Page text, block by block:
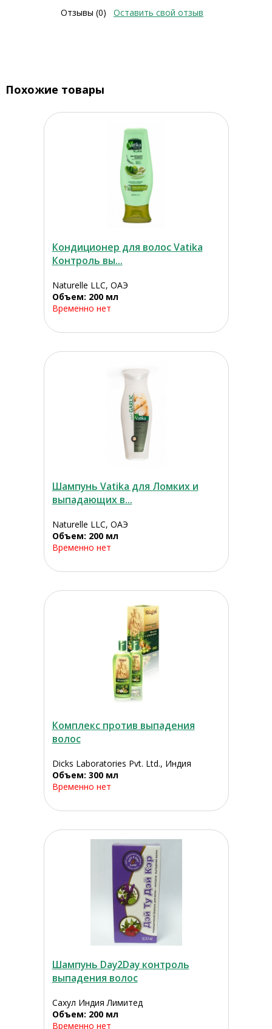
Отзывы (0) Оставить свой отзыв
Похожие товары
Кондиционер для волос Vatika
Контроль вы...
Naturelle LLC, ОАЭ
Объем: 200 мл
Временно нет
Шампунь Vatika для Ломких и
выпадающих в...
Naturelle LLC, ОАЭ
Объем: 200 мл
Временно нет
Комплекс против выпадения
волос
Dicks Laboratories Pvt. Ltd., Индия
Объем: 300 мл
Временно нет
Шампунь Day2Day контроль
выпадения волос
Сахул Индия Лимитед
Объем: 200 мл
Временно нет